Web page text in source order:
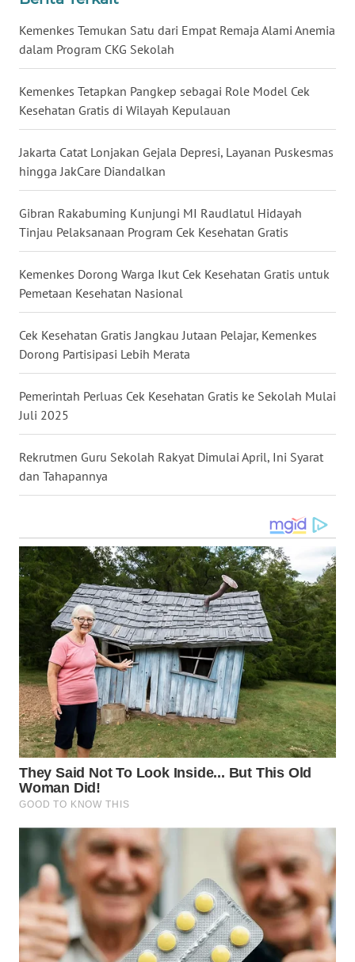
Kemenkes Temukan Satu dari Empat Remaja Alami Anemia
dalam Program CKG Sekolah
Kemenkes Tetapkan Pangkep sebagai Role Model Cek
Kesehatan Gratis di Wilayah Kepulauan
Jakarta Catat Lonjakan Gejala Depresi, Layanan Puskesmas
hingga JakCare Diandalkan
Gibran Rakabuming Kunjungi MI Raudlatul Hidayah
Tinjau Pelaksanaan Program Cek Kesehatan Gratis
Kemenkes Dorong Warga Ikut Cek Kesehatan Gratis untuk
Pemetaan Kesehatan Nasional
Cek Kesehatan Gratis Jangkau Jutaan Pelajar, Kemenkes
Dorong Partisipasi Lebih Merata
Pemerintah Perluas Cek Kesehatan Gratis ke Sekolah Mulai
Juli 2025
Rekrutmen Guru Sekolah Rakyat Dimulai April, Ini Syarat
dan Tahapannya
WN
KALTARA
WN
KALSEL
WN
KALTIM
SULSEL
GORONTALO
SULUT
MALUKU
MALUT
WN
WN
DANAU
TOBA
WN
NIAS
WN
LANGKAT
WN
TAPANULI
SELATAN
WN
TANJUNG
LESUNG
WN
KARO
WN